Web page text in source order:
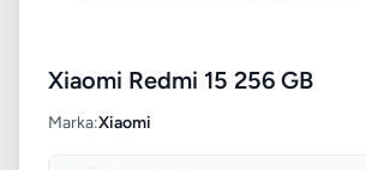
Xiaomi Redmi 15 256 GB
Marka:Xiaomi